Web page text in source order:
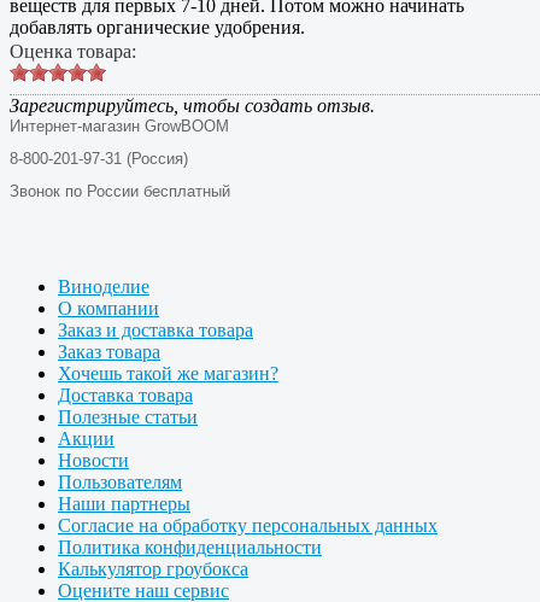
веществ для первых 7-10 дней. Потом можно начинать
добавлять органические удобрения.
Оценка товара:
Зарегистрируйтесь, чтобы создать отзыв.
Интернет-магазин GrowBOOM
8-800-201-97-31 (Россия)
Звонок по России бесплатный
Виноделие
О компании
Заказ и доставка товара
Заказ товара
Хочешь такой же магазин?
Доставка товара
Полезные статьи
Акции
Новости
Пользователям
Наши партнеры
Согласие на обработку персональных данных
Политика конфиденциальности
Калькулятор гроубокса
Оцените наш сервис